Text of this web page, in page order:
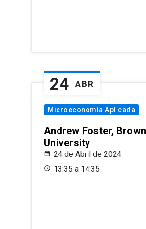
24 ABR
Microeconomía Aplicada
Andrew Foster, Brown
University
24 de Abril de 2024
13:35 a 14:35